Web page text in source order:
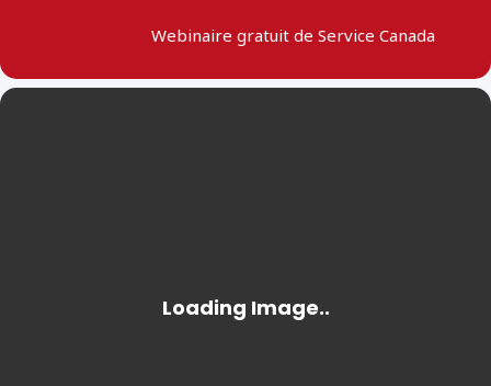
Webinaire gratuit de Service Canada